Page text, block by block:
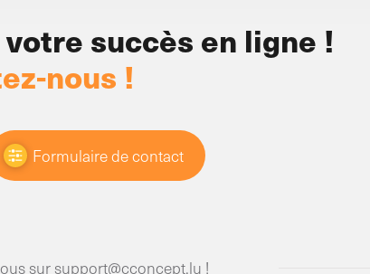
succès en ligne !
nous !
Formulaire de contact
sursupport@cconcept.lu !